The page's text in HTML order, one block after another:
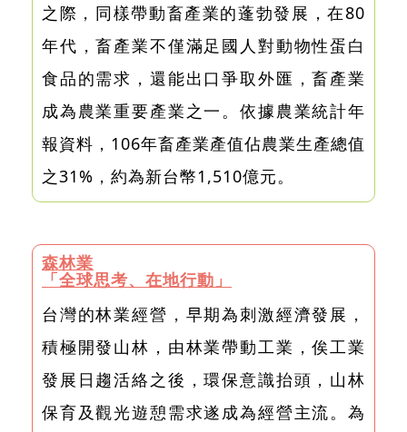
之際，同樣帶動畜產業的蓬勃發展，在80
年代，畜產業不僅滿足國人對動物性蛋白
食品的需求，還能出口爭取外匯，畜產業
成為農業重要產業之一。依據農業統計年
報資料，106年畜產業產值佔農業生產總值
之31%，約為新台幣1,510億元。
森林業
「全球思考、在地行動」
台灣的林業經營，早期為刺激經濟發展，
積極開發山林，由林業帶動工業，俟工業
發展日趨活絡之後，環保意識抬頭，山林
保育及觀光遊憩需求遂成為經營主流。為